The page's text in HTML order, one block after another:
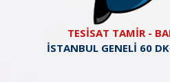
TESİSAT TAMİR -
İSTANBUL GENELİ 60